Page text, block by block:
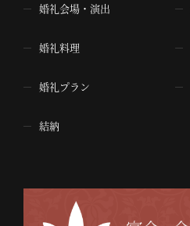
婚礼会場・演出
婚礼料理
婚礼プラン
結納